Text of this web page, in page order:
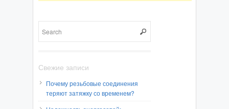
Свежие записи
Почему резьбовые соединения
теряют затяжку со временем?